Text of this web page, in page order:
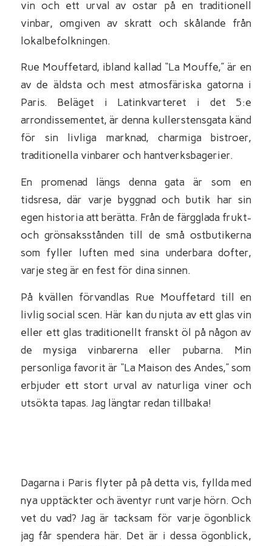
vin och ett urval av ostar på en traditionell
vinbar, omgiven av skratt och skålande från
lokalbefolkningen.
Rue Mouffetard, ibland kallad “La Mouffe,” är en
av de äldsta och mest atmosfäriska gatorna i
Paris. Beläget i Latinkvarteret i det 5:e
arrondissementet, är denna kullerstensgata känd
för sin livliga marknad, charmiga bistroer,
traditionella vinbarer och hantverksbagerier.
En promenad längs denna gata är som en
tidsresa, där varje byggnad och butik har sin
egen historia att berätta. Från de färgglada frukt-
och grönsaksstånden till de små ostbutikerna
som fyller luften med sina underbara dofter,
varje steg är en fest för dina sinnen.
På kvällen förvandlas Rue Mouffetard till en
livlig social scen. Här kan du njuta av ett glas vin
eller ett glas traditionellt franskt öl på någon av
de mysiga vinbarerna eller pubarna. Min
personliga favorit är “La Maison des Andes,” som
erbjuder ett stort urval av naturliga viner och
utsökta tapas. Jag längtar redan tillbaka!
Dagarna i Paris flyter på på detta vis, fyllda med
nya upptäckter och äventyr runt varje hörn. Och
vet du vad? Jag är tacksam för varje ögonblick
jag får spendera här. Det är i dessa ögonblick,